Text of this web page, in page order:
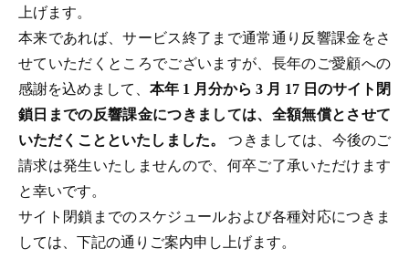
上げます。
本来であれば、サービス終了まで通常通り反響課金をさ
せていただくところでございますが、長年のご愛顧への
感謝を込めまして、 本年 1 月分から 3 月 17 日のサイト閉
鎖日までの反響課金につきましては、全額無償とさせて
いただくことといたしました。つきましては、今後のご
請求は発生いたしませんので、何卒ご了承いただけます
と幸いです。
サイト閉鎖までのスケジュールおよび各種対応につきま
しては、下記の通りご案内申し上げます。